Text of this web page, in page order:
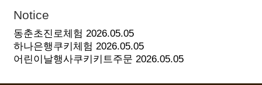
Notice
동춘초진로체험 2026.05.05
하나은행쿠키체험 2026.05.05
어린이날행사쿠키키트주문 2026.05.05